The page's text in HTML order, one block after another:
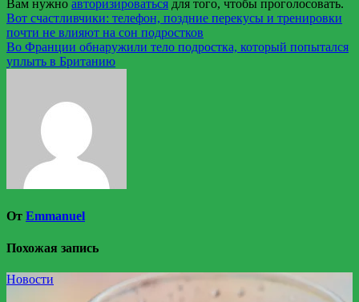
Вам нужно авторизироваться для того, чтобы проголосовать.
Навигация
по
записям
Вот счастливчики: телефон, поздние перекусы и тренировки
почти не влияют на сон подростков
Во Франции обнаружили тело подростка, который попытался
уплыть в Британию
От Emmanuel
Похожая запись
Новости